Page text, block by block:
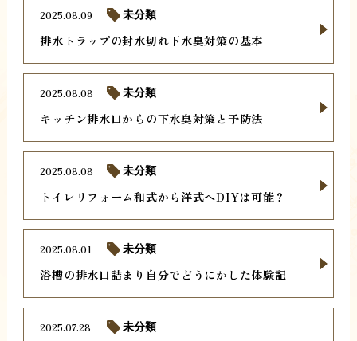
排水トラップの封水切れ下水臭対策の基本
2025.08.09 未分類
キッチン排水口からの下水臭対策と予防法
2025.08.08 未分類
トイレリフォーム和式から洋式へDIYは可能？
2025.08.08 未分類
浴槽の排水口詰まり自分でどうにかした体験記
2025.08.01 未分類
2025.07.28 未分類